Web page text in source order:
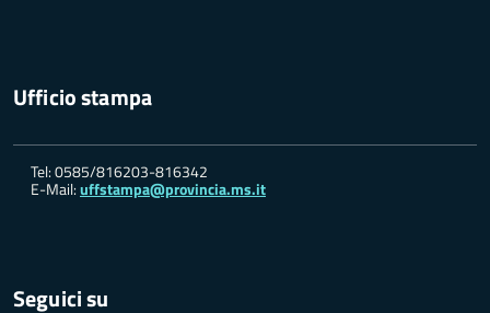
Ufficio stampa
Tel: 0585/816203-816342
E-Mail:uffstampa@provincia.ms.it
Seguici su